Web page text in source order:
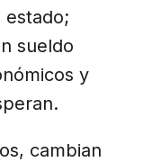
estado;
sueldo
y
cambian